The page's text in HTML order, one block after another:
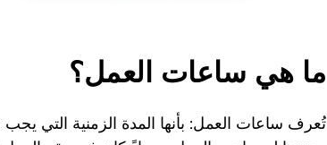
ما هي ساعات العمل؟
تُعرف ساعات العمل: بأنها المدة الزمنية التي